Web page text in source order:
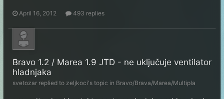
April 16, 2012 493 replies
Bravo 1.2 / Marea 1.9 JTD - ne uključuje ventilator
hladnjaka
svetozar replied to zeljkoci's topic in Bravo/Brava/Marea/Multipla